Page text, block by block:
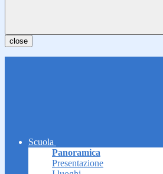
close
Scuola
Panoramica
Presentazione